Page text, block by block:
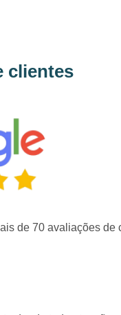
clientes
de 70 avaliações de